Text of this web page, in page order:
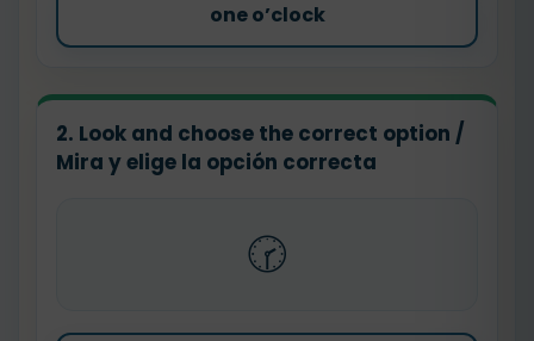
one o’clock
2. Look and choose the correct option /
Mira y elige la opción correcta
🕝